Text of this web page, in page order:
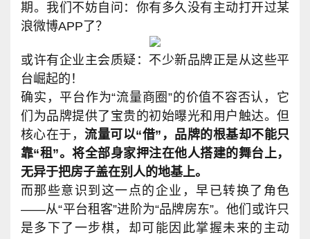
期。我们不妨自问：你有多久没有主动打开过某
浪微博APP了？
或许有企业主会质疑：不少新品牌正是从这些平
台崛起的！
确实，平台作为“流量商圈”的价值不容否认，它
们为品牌提供了宝贵的初始曝光和用户触达。但
核心在于，流量可以“借”，品牌的根基却不能只
靠“租”。将全部身家押注在他人搭建的舞台上，
无异于把房子盖在别人的地基上。
而那些意识到这一点的企业，早已转换了角色
——从“平台租客”进阶为“品牌房东”。他们或许只
是多下了一步棋，却可能因此掌握未来的主动